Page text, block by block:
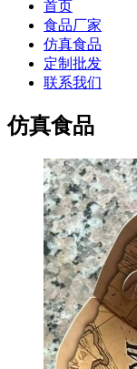
首页
食品厂家
仿真食品
定制批发
联系我们
仿真食品